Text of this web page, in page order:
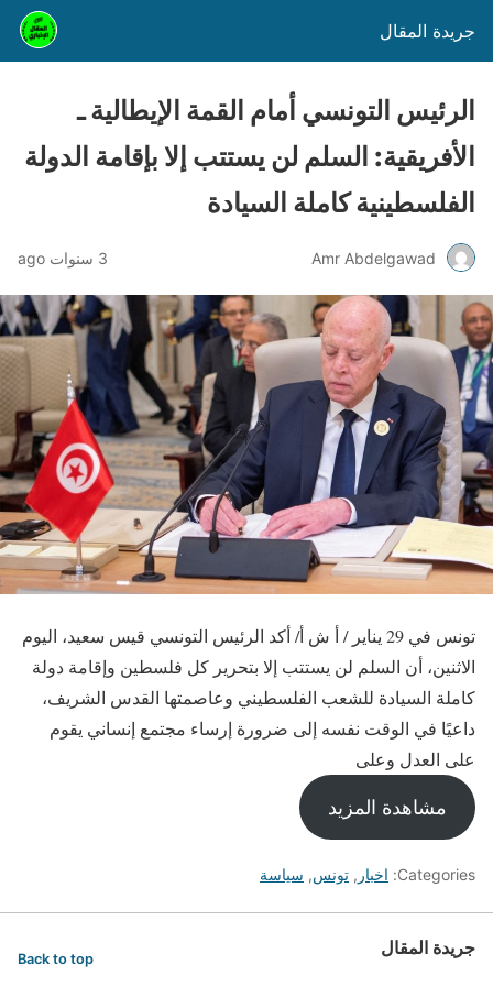
جريدة المقال
الرئيس التونسي أمام القمة الإيطالية ـ
الأفريقية: السلم لن يستتب إلا بإقامة الدولة
الفلسطينية كاملة السيادة
Amr Abdelgawad 3 سنوات ago
تونس في 29 يناير / أ ش أ/ أكد الرئيس التونسي قيس سعيد، اليوم
الاثنين، أن السلم لن يستتب إلا بتحرير كل فلسطين وإقامة دولة
كاملة السيادة للشعب الفلسطيني وعاصمتها القدس الشريف،
داعيًا في الوقت نفسه إلى ضرورة إرساء مجتمع إنساني يقوم
على العدل وعلى
مشاهدة المزيد
Categories: اخبار , تونس, سياسة
جريدة المقال Back to top